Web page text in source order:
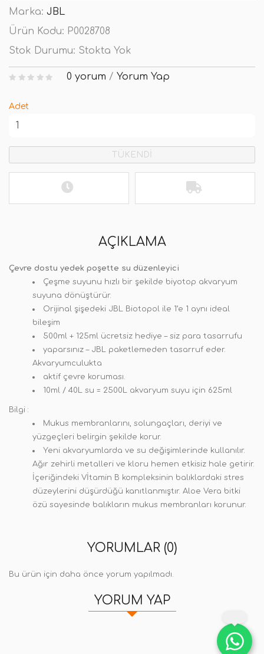
Marka: JBL
Ürün Kodu: P0028708
Stok Durumu: Stokta Yok
0 yorum / Yorum Yap
Adet
TÜKENDİ
AÇIKLAMA
Çevre dostu yedek poşette su düzenleyici
Çeşme suyunu hızlı bir şekilde biyotop akvaryum
suyuna dönüştürür.
Orijinal şişedeki JBL Biotopol ile 1’e 1 aynı ideal
bileşim
500ml + 125ml ücretsiz hediye – siz para tasarrufu
yaparsınız – JBL paketlemeden tasarruf eder.
Akvaryumculukta
aktif çevre koruması.
10ml / 40L su = 2500L akvaryum suyu için 625ml
Bilgi :
Mukus membranlarını, solungaçları, deriyi ve
yüzgeçleri belirgin şekilde korur.
Yeni akvaryumlarda ve su değişimlerinde kullanılır.
Ağır zehirli metalleri ve kloru hemen etkisiz hale getirir.
İçeriğindeki Vİtamin B kompleksinin balıklardaki stres
düzeylerini düşürdüğü kanıtlanmıştır. Aloe Vera bitki
özü sayesinde balıkların mukus membranları korunur.
YORUMLAR (0)
Bu ürün için daha önce yorum yapılmadı.
YORUM YAP